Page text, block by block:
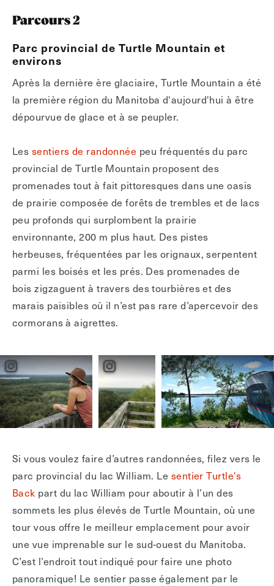
Parcours 2
Parc provincial de Turtle Mountain et
environs
Après la dernière ère glaciaire, Turtle Mountain a été
la première région du Manitoba d'aujourd'hui à être
dépourvue de glace et à se peupler.
Les sentiers de randonnée peu fréquentés du parc
provincial de Turtle Mountain proposent des
promenades tout à fait pittoresques dans une oasis
de prairie composée de forêts de trembles et de lacs
peu profonds qui surplombent la prairie
environnante, 200 m plus haut. Des pistes
herbeuses, fréquentées par les orignaux, serpentent
parmi les boisés et les prés. Des promenades de
bois zigzaguent à travers des tourbières et des
marais paisibles où il n’est pas rare d’apercevoir des
cormorans à aigrettes.
Si vous voulez faire d’autres randonnées, filez vers le
parc provincial du lac William. Le sentier Turtle's
Back part du lac William pour aboutir à l’un des
sommets les plus élevés de Turtle Mountain, où une
tour vous offre le meilleur emplacement pour avoir
une vue imprenable sur le sud-ouest du Manitoba.
C’est l’endroit tout indiqué pour faire une photo
panoramique! Le sentier passe également par le